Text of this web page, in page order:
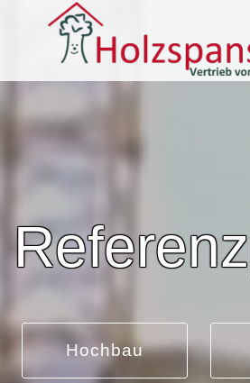
Referenz
Hochbau